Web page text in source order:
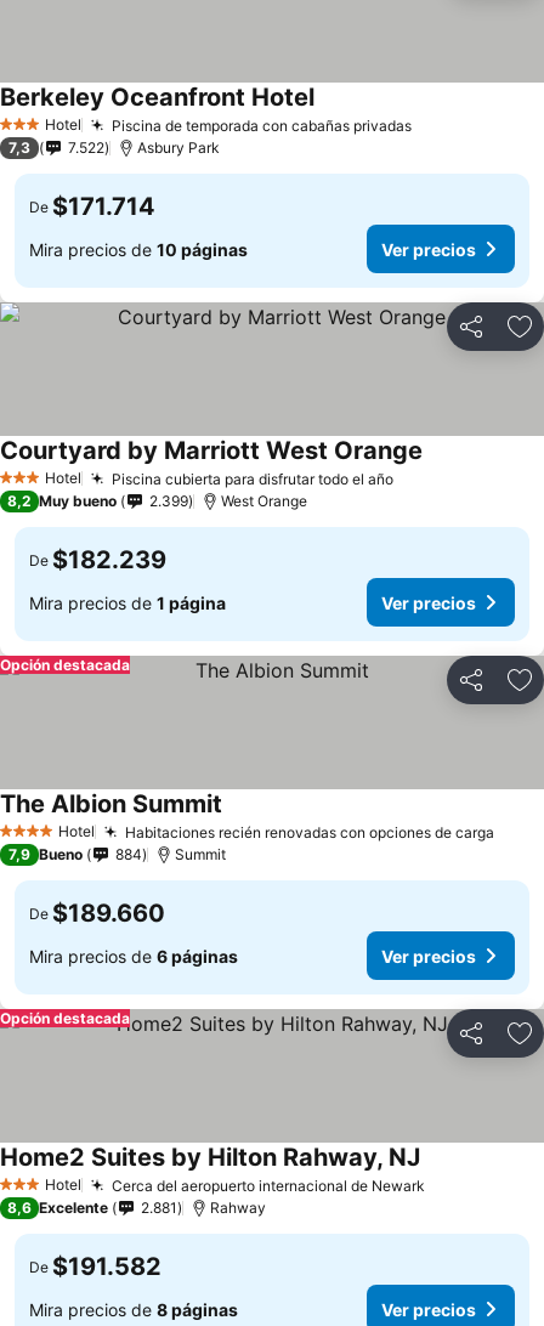
3 Estrellas
Hotel Piscina de temporada con cabañas privadas
Berkeley Oceanfront Hotel
7,3 7.522 Asbury Park
De $171.714
Mira precios de 10 páginas Ver precios
Compartir
3 Estrellas
Hotel Piscina cubierta para disfrutar todo el año
Courtyard by Marriott West Orange
8,2 Muy bueno 2.399 West Orange
De $182.239
Mira precios de 1 página Ver precios
Compartir
Opción destacada
4 EstrellasHotel Habitaciones recién renovadas con opciones de carga
The Albion Summit
7,9 Bueno 884 Summit
De $189.660
Mira precios de 6 páginas Ver precios
Compartir
Opción destacada
3 Estrellas
Hotel Cerca del aeropuerto internacional de Newark
Home2 Suites by Hilton Rahway, NJ
8,6 Excelente 2.881 Rahway
De $191.582
Mira precios de 8 páginas Ver precios